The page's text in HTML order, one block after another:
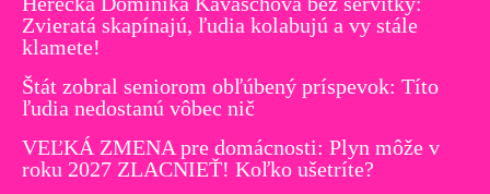
Zvieratá skapínajú, ľudia kolabujú a vy stále
klamete!
Štát zobral seniorom obľúbený príspevok: Títo
ľudia nedostanú vôbec nič
VEĽKÁ ZMENA pre domácnosti: Plyn môže v
roku 2027 ZLACNIEŤ! Koľko ušetríte?